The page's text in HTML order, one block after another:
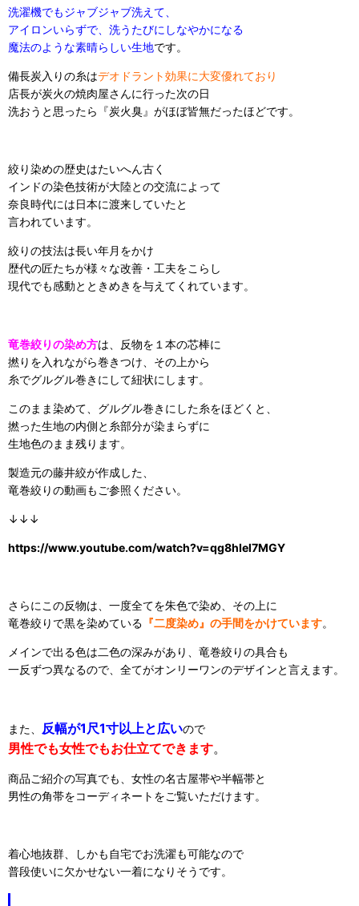
洗濯機でもジャブジャブ洗えて、
アイロンいらずで、洗うたびにしなやかになる
魔法のような素晴らしい生地です。
備長炭入りの糸はデオドラント効果に大変優れており
店長が炭火の焼肉屋さんに行った次の日
洗おうと思ったら『炭火臭』がほぼ皆無だったほどです。
絞り染めの歴史はたいへん古く
インドの染色技術が大陸との交流によって
奈良時代には日本に渡来していたと
言われています。
絞りの技法は長い年月をかけ
歴代の匠たちが様々な改善・工夫をこらし
現代でも感動とときめきを与えてくれています。
竜巻絞りの染め方は、反物を１本の芯棒に
撚りを入れながら巻きつけ、その上から
糸でグルグル巻きにして紐状にします。
このまま染めて、グルグル巻きにした糸をほどくと、
撚った生地の内側と糸部分が染まらずに
生地色のまま残ります。
製造元の藤井絞が作成した、
竜巻絞りの動画もご参照ください。
↓↓↓
https://www.youtube.com/watch?v=qg8hIel7MGY
さらにこの反物は、一度全てを朱色で染め、その上に
竜巻絞りで黒を染めている 『二度染め』の手間をかけています。
メインで出る色は二色の深みがあり、竜巻絞りの具合も
一反ずつ異なるので、全てがオンリーワンのデザインと言えます。
また、 反幅が1尺1寸以上と広いので
男性でも女性でもお仕立てできます。
商品ご紹介の写真でも、女性の名古屋帯や半幅帯と
男性の角帯をコーディネートをご覧いただけます。
着心地抜群、しかも自宅でお洗濯も可能なので
普段使いに欠かせない一着になりそうです。